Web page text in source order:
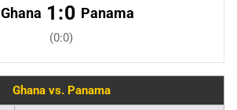
Ghana 1:0 Panama
(0:0)
Ghana vs. Panama